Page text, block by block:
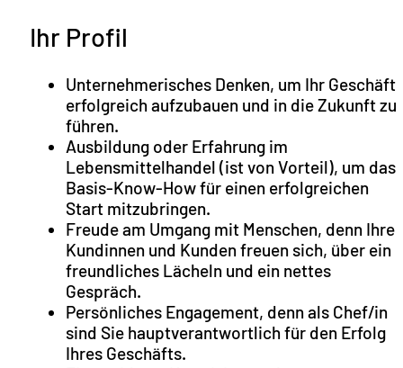
Ihr Profil
Unternehmerisches Denken, um Ihr Geschäft
erfolgreich aufzubauen und in die Zukunft zu
führen.
Ausbildung oder Erfahrung im
Lebensmittelhandel (ist von Vorteil), um das
Basis-Know-How für einen erfolgreichen
Start mitzubringen.
Freude am Umgang mit Menschen, denn Ihre
Kundinnen und Kunden freuen sich, über ein
freundliches Lächeln und ein nettes
Gespräch.
Persönliches Engagement, denn als Chef/in
sind Sie hauptverantwortlich für den Erfolg
Ihres Geschäfts.